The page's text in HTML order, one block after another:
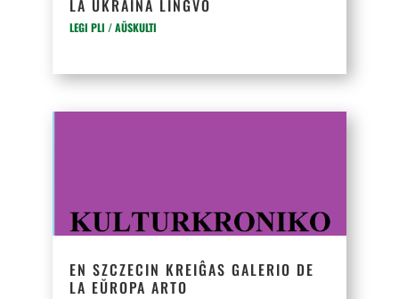
LA UKRAINA LINGVO
LEGI PLI / AŬSKULTI
EN SZCZECIN KREIĜAS GALERIO DE
LA EŬROPA ARTO